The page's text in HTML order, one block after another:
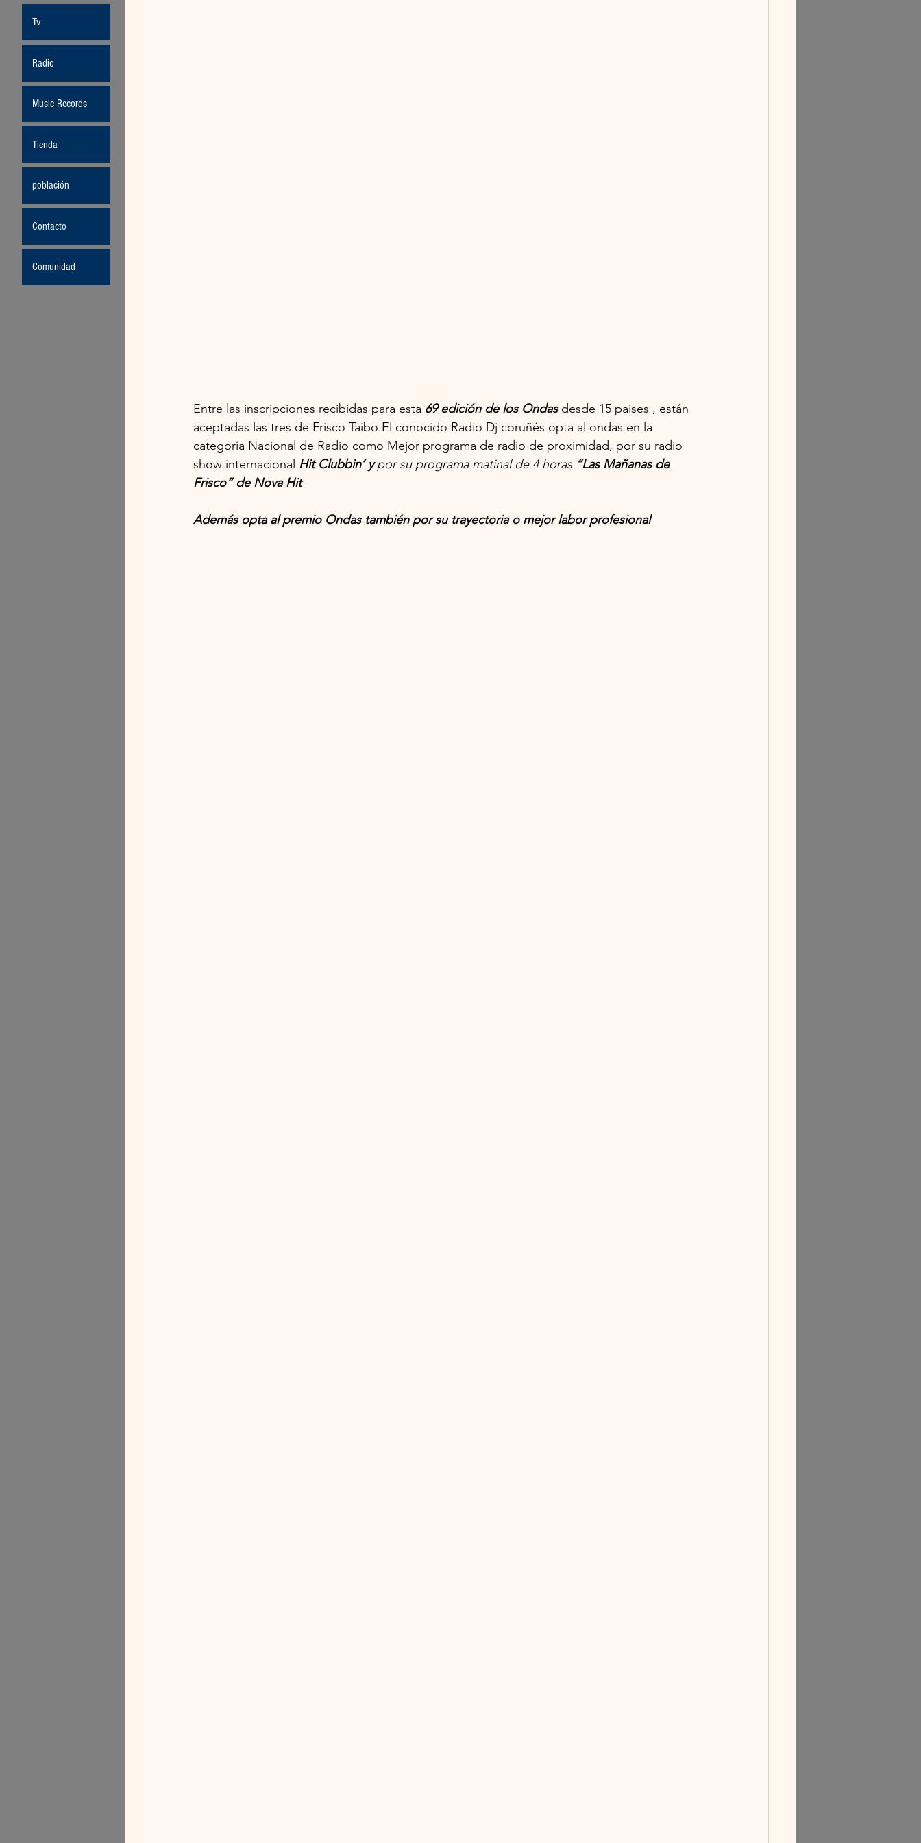
Entre las inscripciones recibidas para esta 69 edición de los Ondas desde 15 paises , están
aceptadas las tres de Frisco Taibo.El conocido Radio Dj coruñés opta al ondas en la
categoría Nacional de Radio como Mejor programa de radio de proximidad, por su radio
show internacional Hit Clubbin’ y por su programa matinal de 4 horas “Las Mañanas de
Frisco” de Nova Hit
Además opta al premio Ondas también por su trayectoria o mejor labor profesional
Tv
Radio
Music Records
Tienda
población
Contacto
Comunidad